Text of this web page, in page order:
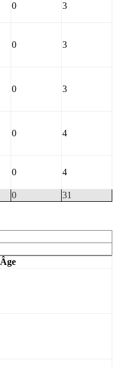
0 3
0 3
0 3
0 4
0 4
0 31
Âge